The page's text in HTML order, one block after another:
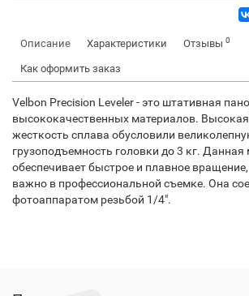
Описание Характеристики Отзывы 0
Как оформить заказ
Velbon Precision Leveler - это штативная
высококачественных материалов. Высокая
жесткость сплава обусловили
грузоподъемность головки до 3 кг. Данная
обеспечивает быстрое и плавное
важно в профессиональной съемке. Она
фотоаппаратом резьбой 1/4".